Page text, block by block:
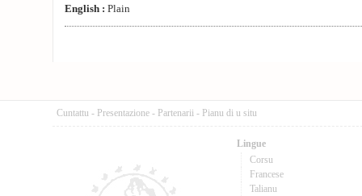
English : Plain
Cuntattu - Presentazione - Partenarii - Pianu di u situ
Lingue
Corsu
Francese
Talianu